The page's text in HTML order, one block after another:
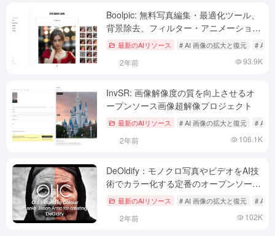
Boolpic: 無料写真編集・最適化ツール、
背景除去、フィルター・アニメーション
追加、画像圧縮・拡大
最新のAIリソース # AI 画像の拡大と復元 # AI
2年前 93.9K
InvSR: 画像解像度の質を向上させるオ
ープンソース画像超解像プロジェクト
最新のAIリソース # AI 画像の拡大と復元 # AI
2年前 106.1K
DeOldify：モノクロ写真やビデオをAI技
術でカラー化する定番のオープンソース
ツール
最新のAIリソース # AI 画像の拡大と復元 # AI
2年前 102K